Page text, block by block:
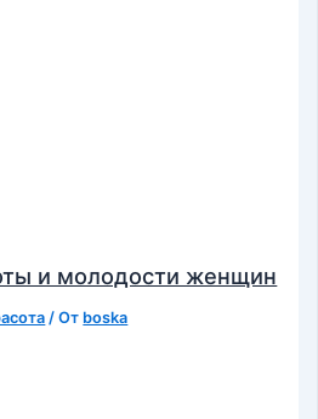
и молодости женщин
/ От boska